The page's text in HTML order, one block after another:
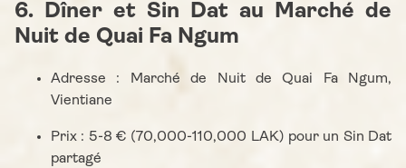
6. Dîner et Sin Dat au Marché de
Nuit de Quai Fa Ngum
Adresse : Marché de Nuit de Quai Fa Ngum,
Vientiane
Prix : 5-8 € (70,000-110,000 LAK) pour un Sin Dat
partagé